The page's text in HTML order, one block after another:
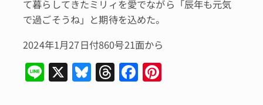
て暮らしてきたミリィを愛でながら「辰年も元気
で過ごそうね」と期待を込めた。
2024年1月27日付860号21面から
Li
n
X Bl
u
T
hr
F
a